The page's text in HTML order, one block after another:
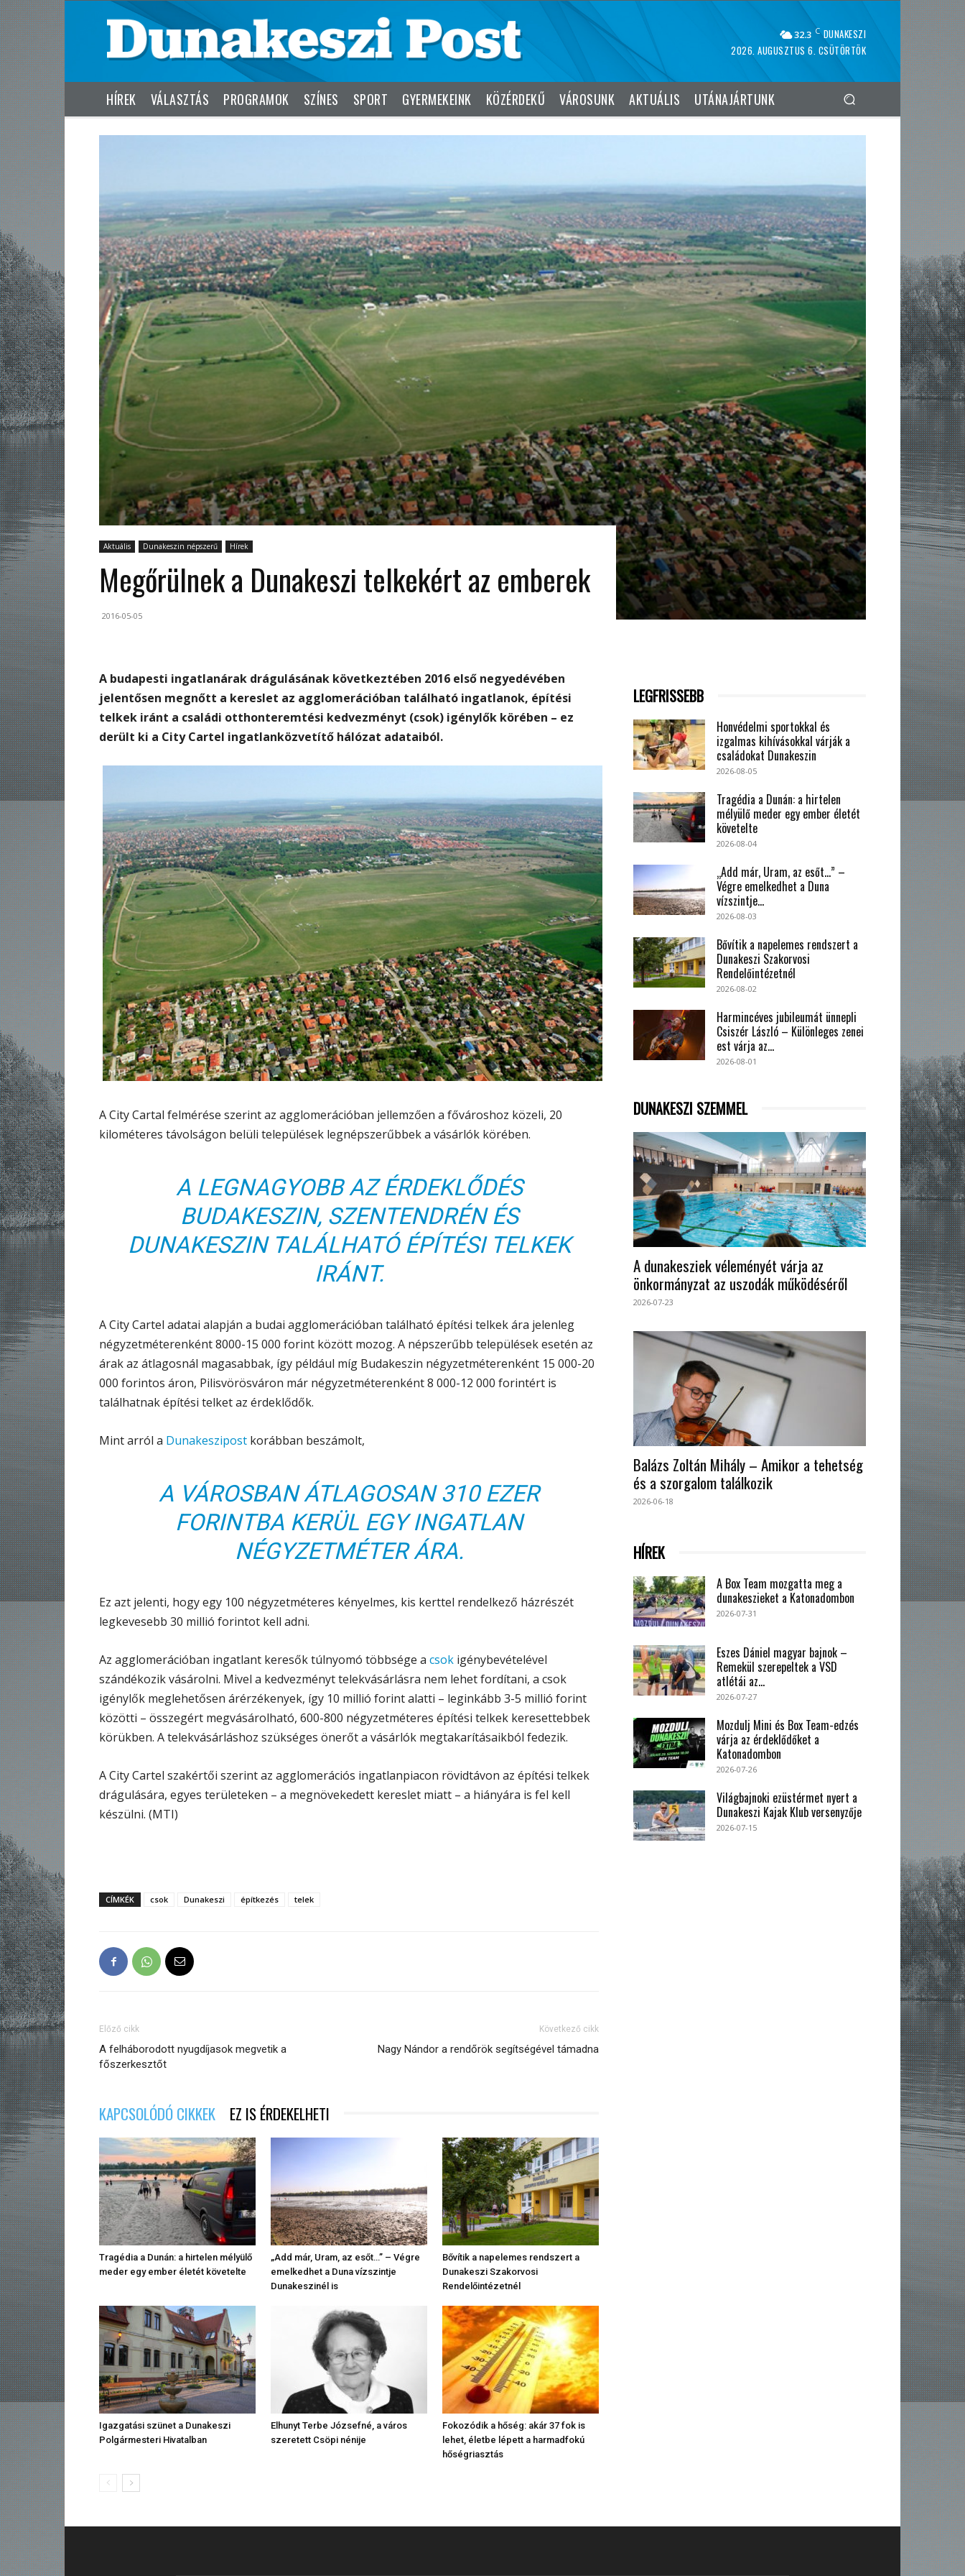
32.3 C DUNAKESZI
2026. AUGUSZTUS 6. CSÜTÖRTÖK
HÍREK VÁLASZTÁS PROGRAMOK SZÍNES SPORT GYERMEKEINK KÖZÉRDEKŰ VÁROSUNK AKTUÁLIS UTÁNAJÁRTUNK
Aktuális Dunakeszin népszerű Hírek
Megőrülnek a Dunakeszi telkekért az emberek
2016-05-05
A budapesti ingatlanárak drágulásának következtében 2016 első negyedévében
jelentősen megnőtt a kereslet az agglomerációban található ingatlanok, építési
telkek iránt a családi otthonteremtési kedvezményt (csok) igénylők körében – ez
derült ki a City Cartel ingatlanközvetítő hálózat adataiból.
A City Cartal felmérése szerint az agglomerációban jellemzően a fővároshoz közeli, 20
kilométeres távolságon belüli települések legnépszerűbbek a vásárlók körében.
A LEGNAGYOBB AZ ÉRDEKLŐDÉS
BUDAKESZIN, SZENTENDRÉN ÉS
DUNAKESZIN TALÁLHATÓ ÉPÍTÉSI TELKEK
IRÁNT.
A City Cartel adatai alapján a budai agglomerációban található építési telkek ára jelenleg
négyzetméterenként 8000-15 000 forint között mozog. A népszerűbb települések esetén az
árak az átlagosnál magasabbak, így például míg Budakeszin négyzetméterenként 15 000-20
000 forintos áron, Pilisvörösváron már négyzetméterenként 8 000-12 000 forintért is
találhatnak építési telket az érdeklődők.
Mint arról a Dunakeszipost korábban beszámolt,
A VÁROSBAN ÁTLAGOSAN 310 EZER
FORINTBA KERÜL EGY INGATLAN
NÉGYZETMÉTER ÁRA.
Ez azt jelenti, hogy egy 100 négyzetméteres kényelmes, kis kerttel rendelkező házrészét
legkevesebb 30 millió forintot kell adni.
Az agglomerációban ingatlant keresők túlnyomó többsége a csok igénybevételével
szándékozik vásárolni. Mivel a kedvezményt telekvásárlásra nem lehet fordítani, a csok
igénylők meglehetősen árérzékenyek, így 10 millió forint alatti – leginkább 3-5 millió forint
közötti – összegért megvásárolható, 600-800 négyzetméteres építési telkek keresettebbek
körükben. A telekvásárláshoz szükséges önerőt a vásárlók megtakarításaikból fedezik.
A City Cartel szakértői szerint az agglomerációs ingatlanpiacon rövidtávon az építési telkek
drágulására, egyes területeken – a megnövekedett kereslet miatt – a hiányára is fel kell
készülni. (MTI)
CÍMKÉK csok Dunakeszi építkezés telek
Előző cikk
A felháborodott nyugdíjasok megvetik a
főszerkesztőt
Következő cikk
Nagy Nándor a rendőrök segítségével támadna
KAPCSOLÓDÓ CIKKEK EZ IS ÉRDEKELHETI
Tragédia a Dunán: a hirtelen mélyülő
meder egy ember életét követelte
„Add már, Uram, az esőt…” – Végre
emelkedhet a Duna vízszintje
Dunakeszinél is
Bővítik a napelemes rendszert a
Dunakeszi Szakorvosi
Rendelőintézetnél
Igazgatási szünet a Dunakeszi
Polgármesteri Hivatalban
Elhunyt Terbe Józsefné, a város
szeretett Csöpi nénije
Fokozódik a hőség: akár 37 fok is
lehet, életbe lépett a harmadfokú
hőségriasztás
LEGFRISSEBB
Honvédelmi sportokkal és
izgalmas kihívásokkal várják a
családokat Dunakeszin
2026-08-05
Tragédia a Dunán: a hirtelen
mélyülő meder egy ember életét
követelte
2026-08-04
„Add már, Uram, az esőt…” –
Végre emelkedhet a Duna
vízszintje...
2026-08-03
Bővítik a napelemes rendszert a
Dunakeszi Szakorvosi
Rendelőintézetnél
2026-08-02
Harmincéves jubileumát ünnepli
Csiszér László – Különleges zenei
est várja az...
2026-08-01
DUNAKESZI SZEMMEL
A dunakesziek véleményét várja az
önkormányzat az uszodák működéséről
2026-07-23
Balázs Zoltán Mihály – Amikor a tehetség
és a szorgalom találkozik
2026-06-18
HÍREK
A Box Team mozgatta meg a
dunakeszieket a Katonadombon
2026-07-31
Eszes Dániel magyar bajnok –
Remekül szerepeltek a VSD
atlétái az...
2026-07-27
Mozdulj Mini és Box Team-edzés
várja az érdeklődőket a
Katonadombon
2026-07-26
Világbajnoki ezüstérmet nyert a
Dunakeszi Kajak Klub versenyzője
2026-07-15